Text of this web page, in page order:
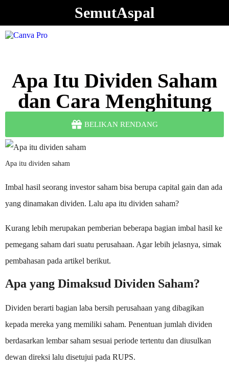
SemutAspal
Apa Itu Dividen Saham
dan Cara Menghitung
BELIKAN RENDANG
Apa itu dividen saham
Imbal hasil seorang investor saham bisa berupa capital gain dan ada
yang dinamakan dividen. Lalu apa itu dividen saham?
Kurang lebih merupakan pemberian beberapa bagian imbal hasil ke
pemegang saham dari suatu perusahaan. Agar lebih jelasnya, simak
pembahasan pada artikel berikut.
Apa yang Dimaksud Dividen Saham?
Dividen berarti bagian laba bersih perusahaan yang dibagikan
kepada mereka yang memiliki saham. Penentuan jumlah dividen
berdasarkan lembar saham sesuai periode tertentu dan diusulkan
dewan direksi lalu disetujui pada RUPS.